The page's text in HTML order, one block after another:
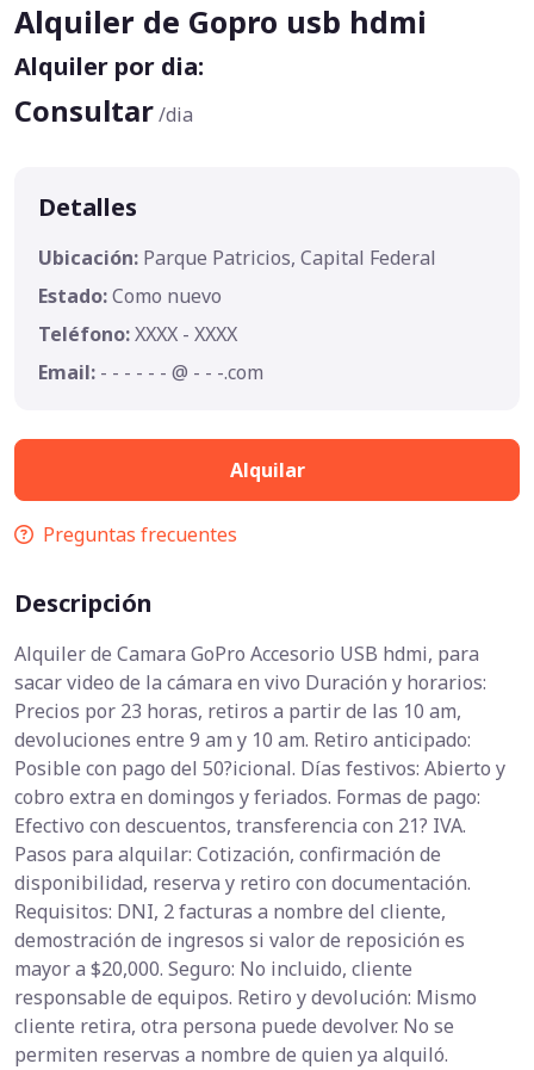
Alquiler de Gopro usb hdmi
Alquiler por dia:
Consultar/dia
Detalles
Ubicación: Parque Patricios, Capital Federal
Estado:Como nuevo
Teléfono:XXXX - XXXX
Email: - - - - - - @ - - -.com
Alquilar
Preguntas frecuentes
Descripción
Alquiler de Camara GoPro Accesorio USB hdmi, para
sacar video de la cámara en vivo Duración y horarios:
Precios por 23 horas, retiros a partir de las 10 am,
devoluciones entre 9 am y 10 am. Retiro anticipado:
Posible con pago del 50?icional. Días festivos: Abierto y
cobro extra en domingos y feriados. Formas de pago:
Efectivo con descuentos, transferencia con 21? IVA.
Pasos para alquilar: Cotización, confirmación de
disponibilidad, reserva y retiro con documentación.
Requisitos: DNI, 2 facturas a nombre del cliente,
demostración de ingresos si valor de reposición es
mayor a $20,000. Seguro: No incluido, cliente
responsable de equipos. Retiro y devolución: Mismo
cliente retira, otra persona puede devolver. No se
permiten reservas a nombre de quien ya alquiló.